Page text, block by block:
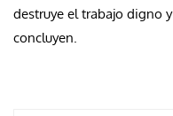
destruye el trabajo digno
concluyen.